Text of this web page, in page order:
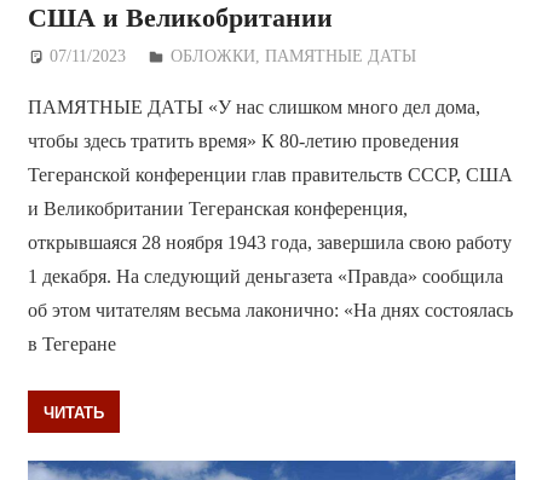
США и Великобритании
07/11/2023 Дежурный по Редакции
ОБЛОЖКИ,ПАМЯТНЫЕ ДАТЫ
ПАМЯТНЫЕ ДАТЫ «У нас слишком много дел дома,
чтобы здесь тратить время» К 80-летию проведения
Тегеранской конференции глав правительств СССР, США
и Великобритании Тегеранская конференция,
открывшаяся 28 ноября 1943 года, завершила свою работу
1 декабря. На следующий деньгазета «Правда» сообщила
об этом читателям весьма лаконично: «На днях состоялась
в Тегеране
ЧИТАТЬ